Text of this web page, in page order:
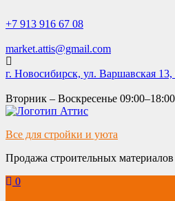
to
+7 913 916 67 08
market.attis@gmail.com
г. Новосибирск, ул. Варшавская 13,
Вторник – Воскресенье 09:00–18:00
Все для стройки и уюта
Продажа строительных
0